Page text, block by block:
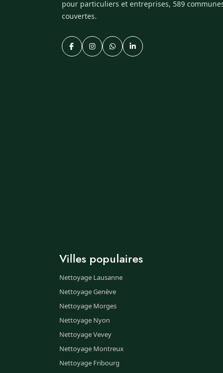
pour particuliers et entreprises, 589
couvertes.
Villes populaires
Nettoyage Lausanne
Nettoyage Genève
Nettoyage Morges
Nettoyage Nyon
Nettoyage Vevey
Nettoyage Montreux
Nettoyage Fribourg